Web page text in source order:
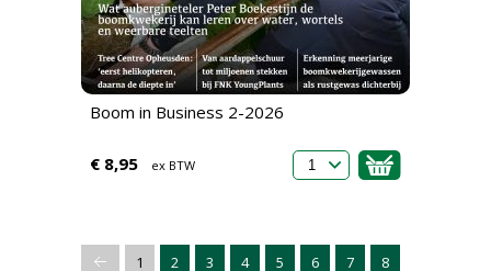
Boom in Business 2-2026
€ 8,95 ex BTW
1 2 3 4 5 6 7 8